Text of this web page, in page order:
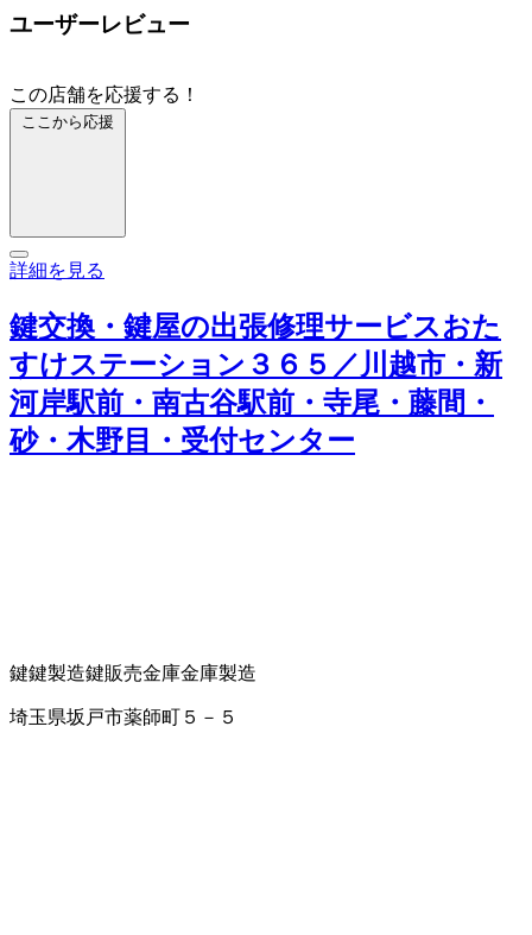
ユーザーレビュー
この店舗を応援する！
ここから応援
詳細を見る
鍵交換・鍵屋の出張修理サービスおた
すけステーション３６５／川越市・新
河岸駅前・南古谷駅前・寺尾・藤間・
砂・木野目・受付センター
鍵鍵製造鍵販売金庫金庫製造
埼玉県坂戸市薬師町５－５